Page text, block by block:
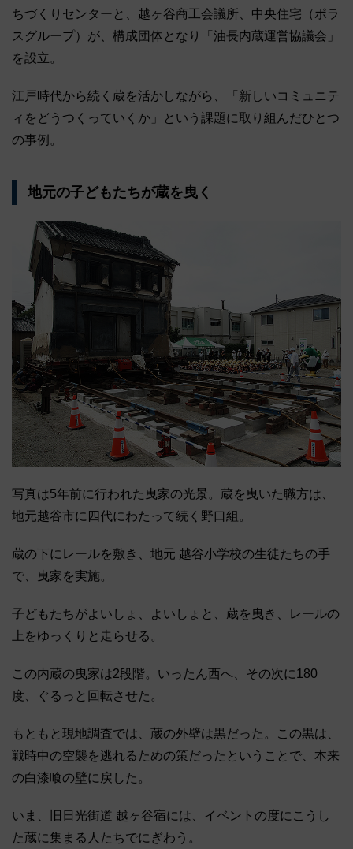
ちづくりセンターと、越ヶ谷商工会議所、中央住宅（ポラ
スグループ）が、構成団体となり「油長内蔵運営協議会」
を設立。
江戸時代から続く蔵を活かしながら、「新しいコミュニテ
ィをどうつくっていくか」という課題に取り組んだひとつ
の事例。
地元の子どもたちが蔵を曳く
写真は5年前に行われた曳家の光景。蔵を曳いた職方は、
地元越谷市に四代にわたって続く野口組。
蔵の下にレールを敷き、地元 越谷小学校の生徒たちの手
で、曳家を実施。
子どもたちがよいしょ、よいしょと、蔵を曳き、レールの
上をゆっくりと走らせる。
この内蔵の曳家は2段階。いったん西へ、その次に180
度、ぐるっと回転させた。
もともと現地調査では、蔵の外壁は黒だった。この黒は、
戦時中の空襲を逃れるための策だったということで、本来
の白漆喰の壁に戻した。
いま、旧日光街道 越ヶ谷宿には、イベントの度にこうし
た蔵に集まる人たちでにぎわう。